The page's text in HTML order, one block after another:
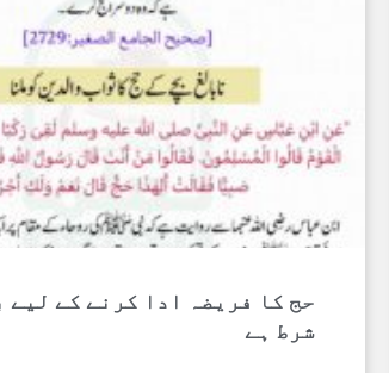
حج کا فریضہ ادا کرنے کے لیے
شرط ہے